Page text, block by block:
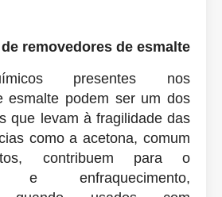
removedores de esmalte
presentes nos
esmalte podem ser um dos
que levam à fragilidade das
como a acetona, comum
contribuem para o
e enfraquecimento,